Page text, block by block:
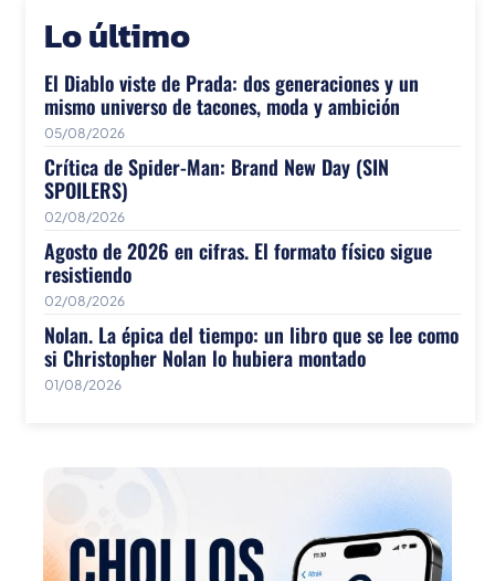
Lo último
El Diablo viste de Prada: dos generaciones y un
mismo universo de tacones, moda y ambición
05/08/2026
Crítica de Spider-Man: Brand New Day (SIN
SPOILERS)
02/08/2026
Agosto de 2026 en cifras. El formato físico sigue
resistiendo
02/08/2026
Nolan. La épica del tiempo: un libro que se lee como
si Christopher Nolan lo hubiera montado
01/08/2026